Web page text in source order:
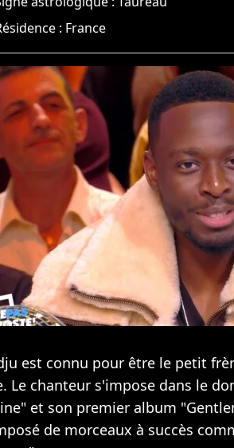
: France
est connu pour être le petit
Le chanteur s'impose dans le
et son premier album
de morceaux à succès